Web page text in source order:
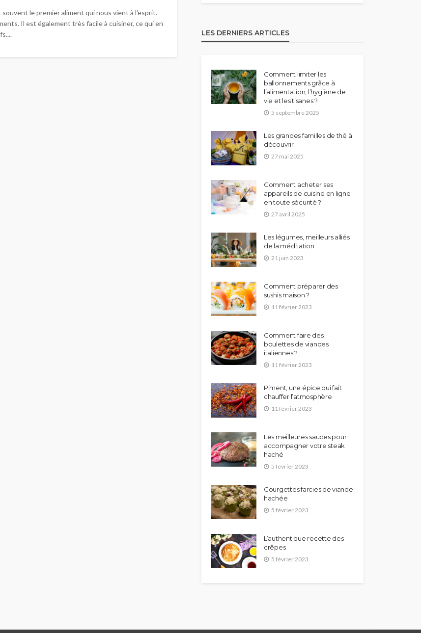
le premier aliment qui nous vient à l'esprit.
Il est également très facile à cuisiner, ce qui en
LES DERNIERS ARTICLES
Comment limiter les
ballonnements grâce à
l’alimentation, l’hygiène de
vie et les tisanes ?
5 septembre 2025
Les grandes familles de thé à
découvrir
27 mai 2025
Comment acheter ses
appareils de cuisine en ligne
en toute sécurité ?
27 avril 2025
Les légumes, meilleurs alliés
de la méditation
21 juin 2023
Comment préparer des
sushis maison ?
11 février 2023
Comment faire des
boulettes de viandes
italiennes ?
11 février 2023
Piment, une épice qui fait
chauffer l’atmosphère
11 février 2023
Les meilleures sauces pour
accompagner votre steak
haché
5 février 2023
Courgettes farcies de viande
hachée
5 février 2023
L’authentique recette des
crêpes
5 février 2023